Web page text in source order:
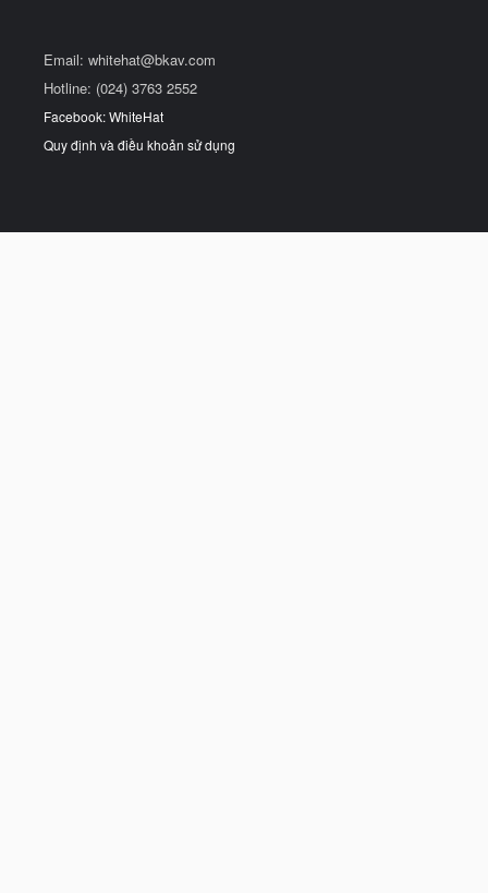
Email: whitehat@bkav.com
Hotline: (024) 3763 2552
Facebook: WhiteHat
Quy định và điều khoản sử dụng